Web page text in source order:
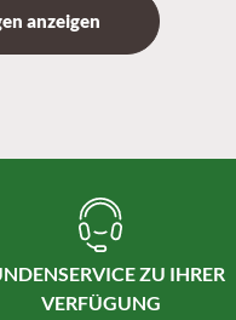
anzeigen
ZU IHRER
VERFÜGUNG